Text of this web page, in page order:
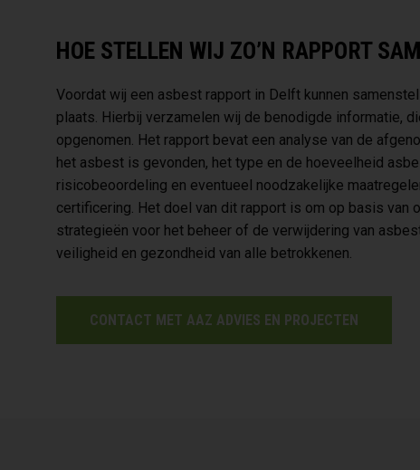
HOE STELLEN WIJ ZO’N RAPPORT
Voordat wij een asbest rapport in Delft kunnen
plaats. Hierbij verzamelen wij de benodigde informatie,
opgenomen. Het rapport bevat een analyse van de
het asbest is gevonden, het type en de hoeveelheid
risicobeoordeling en eventueel noodzakelijke
certificering. Het doel van dit rapport is om op basis van
strategieën voor het beheer of de verwijdering van
veiligheid en gezondheid van alle betrokkenen.
CONTACT MET AAZ ADVIES EN PROJECTEN